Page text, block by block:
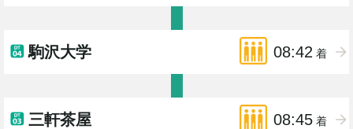
駒沢大学 08:42 着
三軒茶屋 08:45 着